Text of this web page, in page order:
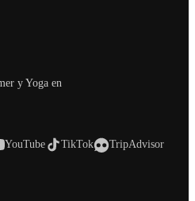
y Yoga en
YouTube TikTok TripAdvisor